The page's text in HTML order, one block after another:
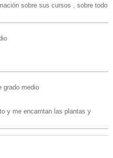
sobre sus cursos , sobre todo
grado medio
y me encamtan las plantas y